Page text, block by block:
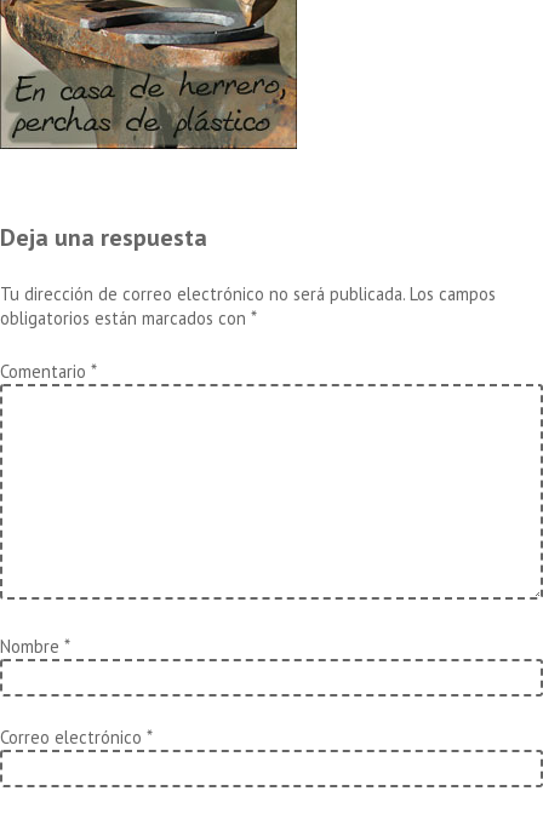
Deja una respuesta
Tu dirección de correo electrónico no será publicada. Los campos
obligatorios están marcados con *
Comentario *
Nombre *
Correo electrónico *